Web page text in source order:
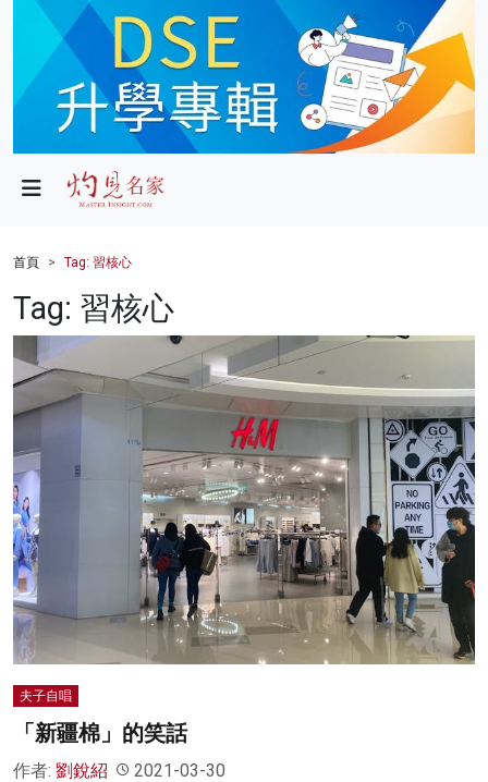
政局
財經
健康
商業
影片
名家榜
灼見活動
關於我們
首頁 Tag: 習核心
Tag: 習核心
夫子自唱
「新疆棉」的笑話
作者: 劉銳紹 2021-03-30